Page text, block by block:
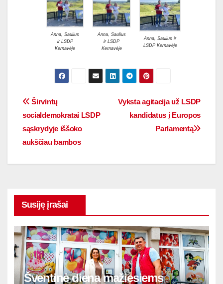
Anna, Saulius
ir LSDP
Kernavėje
Anna, Saulius
ir LSDP
Kernavėje
Anna, Saulius ir
LSDP Kernavėje
Vyksta agitacija už LSDP
kandidatus į Europos
Parlamentą
Širvintų
socialdemokratai LSDP
sąskrydyje iššoko
aukščiau bambos
Susiję įrašai
Šventinė diena mažiesiems